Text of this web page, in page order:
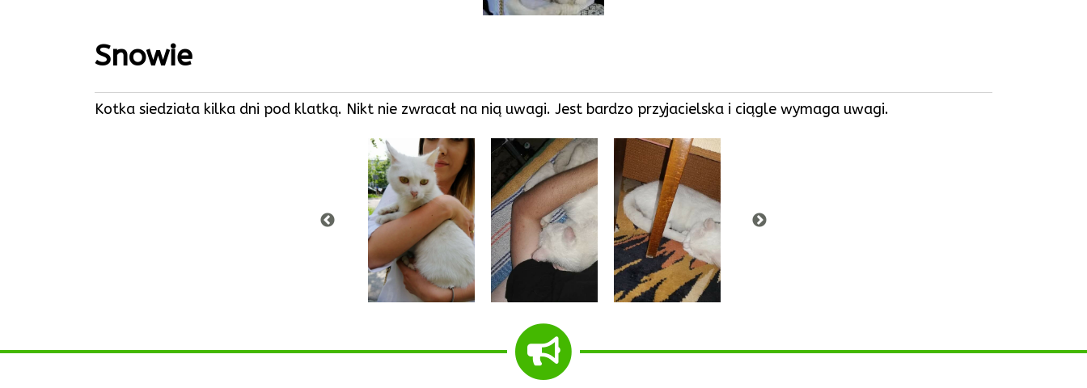
Snowie
Kotka siedziała kilka dni pod klatką. Nikt nie zwracał na nią uwagi. Jest bardzo przyjacielska i ciągle wymaga uwagi.